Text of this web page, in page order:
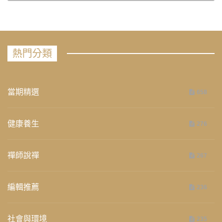
熱門分類
當期精選 658
健康養生 276
禪師說禪 267
編輯推薦 236
社會與環境 235